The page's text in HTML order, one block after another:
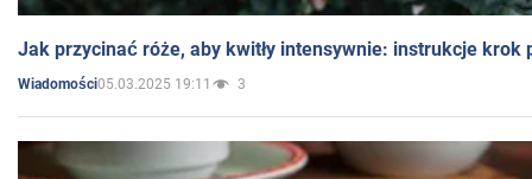
Jak przycinać róże, aby kwitły intensywnie: instrukcje krok
Wiadomości05.03.2025 19:11 3